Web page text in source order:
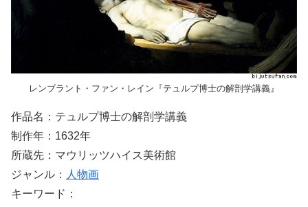
レンブラント・ファン・レイン『テュルプ博士の解剖学講義』
作品名：テュルプ博士の解剖学講義
制作年：1632年
所蔵先：マウリッツハイス美術館
ジャンル： 人物画
キーワード：